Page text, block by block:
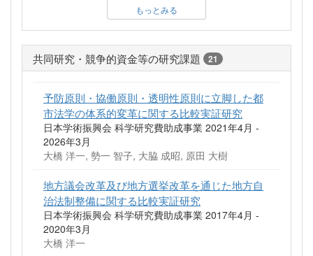
もっとみる
共同研究・競争的資金等の研究課題 21
予防原則・協働原則・透明性原則に立脚した都
市法学の体系的変革に関する比較実証研究
日本学術振興会 科学研究費助成事業 2021年4月 -
2026年3月
大橋 洋一, 勢一 智子, 大脇 成昭, 原田 大樹
地方議会改革及び地方選挙改革を通じた地方自
治法制整備に関する比較実証研究
日本学術振興会 科学研究費助成事業 2017年4月 -
2020年3月
大橋 洋一